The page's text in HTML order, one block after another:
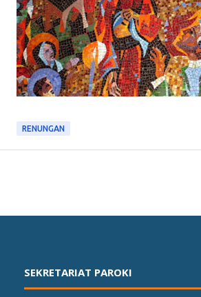
RENUNGAN
SEKRETARIAT PAROKI